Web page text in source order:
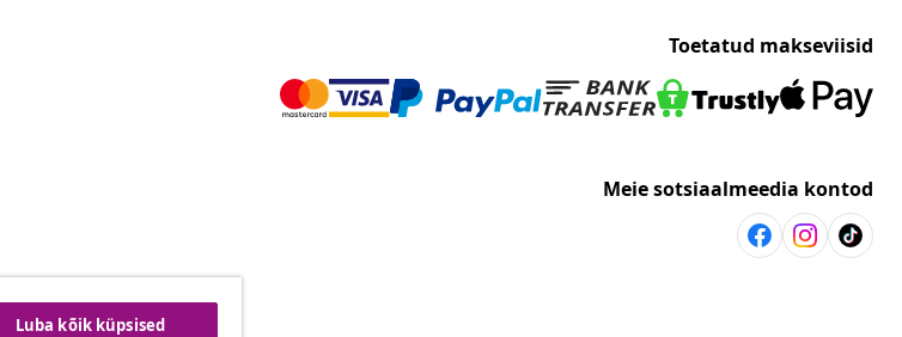
Toetatud makseviisid
Meie sotsiaalmeedia kontod
Luba kõik küpsised